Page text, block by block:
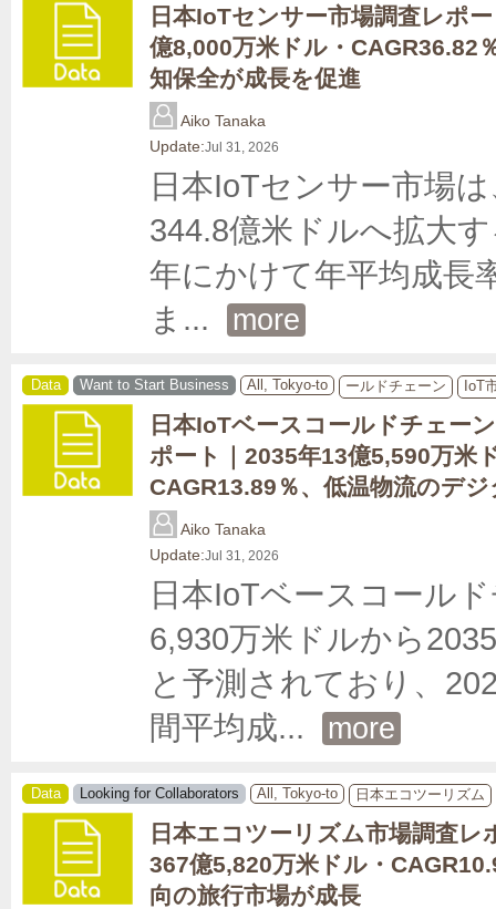
日本IoTセンサー市場調査レポ
億8,000万米ドル・CAGR36.82
知保全が成長を促進
Aiko Tanaka
Update:Jul 31, 2026
日本IoTセンサー市場
344.8億米ドルへ拡大
年にかけて年平均成長
ま ... more
Data Want to Start Business All, Tokyo-to ールドチェーン IoT
日本IoTベースコールドチェー
ポート｜2035年13億5,590万米
CAGR13.89％、低温物流のデ
Aiko Tanaka
Update:Jul 31, 2026
日本IoTベースコール
6,930万米ドルから
と予測されており、
間平均成... more
Data Looking for Collaborators All, Tokyo-to 日本エコツーリズム
日本エコツーリズム市場調査レ
367億5,820万米ドル・
向の旅行市場が成長